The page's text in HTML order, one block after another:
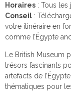
Horaires : Tous les
Conseil :
votre itinéraire en
comme l’Égypte
Le British
trésors fascinants
artefacts de
thématiques pour